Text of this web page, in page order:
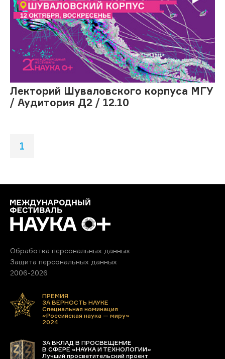
Лекторий Шуваловского корпуса МГУ
/ Аудитория Д2 / 12.10
1
Обработка персональных данных
Защита персональных данных
2006-2026
ПРЕМИЯ
ЗА ВЕРНОСТЬ НАУКЕ
Специальная номинация
«Российская наука — миру»
2024
ЗА ВКЛАД В ПРОСВЕЩЕНИЕ
В СФЕРЕ «НАУКА И ТЕХНОЛОГИИ»
Лучший просветительский проект